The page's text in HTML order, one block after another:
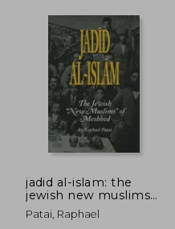
dcto.
$ 65.28
jadid al-islam: the
jewish new muslims
of meshhed (en
Inglés)
Patai, Raphael